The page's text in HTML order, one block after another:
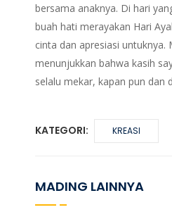
bersama anaknya. Di hari
buah hati merayakan Hari
cinta dan apresiasi untuknya.
menunjukkan bahwa kasih
selalu mekar, kapan pun dan
KATEGORI: KREASI
MADING LAINNYA